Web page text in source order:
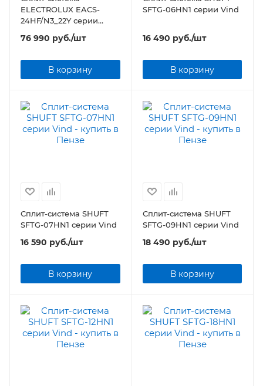
ELECTROLUX EACS-
24HF/N3_22Y серии
FUSION ULTRA
76 990 руб./шт
В корзину
SFTG-06HN1 серии Vind
16 490 руб./шт
В корзину
Сплит-система SHUFT
SFTG-07HN1 серии Vind
16 590 руб./шт
В корзину
Сплит-система SHUFT
SFTG-09HN1 серии Vind
18 490 руб./шт
В корзину